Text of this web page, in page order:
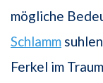
mögliche
Schlamm
Ferkel im